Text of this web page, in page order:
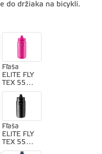
do držiaka na bicykli.
Fľaša
ELITE FLY
TEX 550
ružová fluo
Fľaša
ELITE FLY
TEX 550
čierna